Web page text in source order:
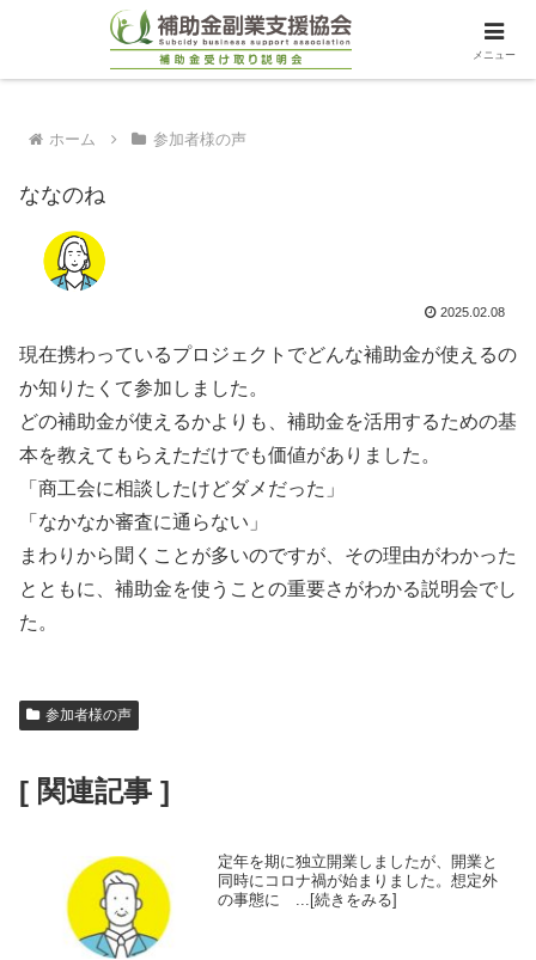
ホーム 参加者様の声
ななのね
2025.02.08
現在携わっているプロジェクトでどんな補助金が使えるの
か知りたくて参加しました。
どの補助金が使えるかよりも、補助金を活用するための基
本を教えてもらえただけでも価値がありました。
「商工会に相談したけどダメだった」
「なかなか審査に通らない」
まわりから聞くことが多いのですが、その理由がわかった
とともに、補助金を使うことの重要さがわかる説明会でし
た。
参加者様の声
[ 関連記事 ]
定年を期に独立開業しましたが、開業と
同時にコロナ禍が始まりました。想定外
の事態に ...[続きをみる]
メニュー